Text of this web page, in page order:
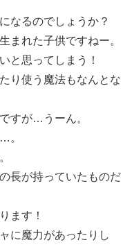
なるのでしょうか？
まれた子供ですねー。
と思ってしまう！
り使う魔法もなんとな
すが…うーん。
。
長が持っていたものだ
ます！
に魔力があったりし